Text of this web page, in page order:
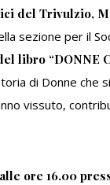
del Trivulzio,
sezione per il
libro “DONNE
di Donne che
vissuto,
ore 16.00